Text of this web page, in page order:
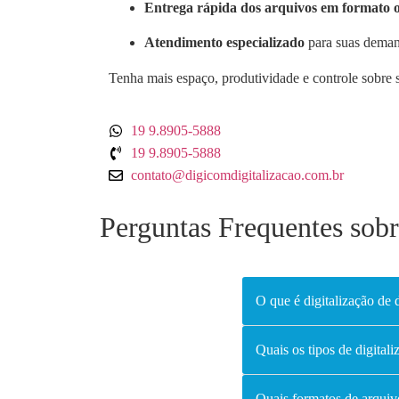
Entrega rápida dos arquivos em formato
Atendimento especializado para suas
Tenha mais espaço, produtividade e controle
19 9.8905-5888
19 9.8905-5888
contato@digicomdigitalizacao.com.br
Perguntas Frequentes
O que é digitalização de
Quais os tipos de